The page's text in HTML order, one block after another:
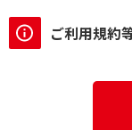
ご利用規約